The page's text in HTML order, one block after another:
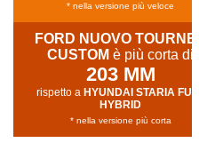
* nella versione più veloce
FORD NUOVO
CUSTOM è più corta di
203 MM
rispetto a HYUNDAI STARIA
HYBRID
* nella versione più corta